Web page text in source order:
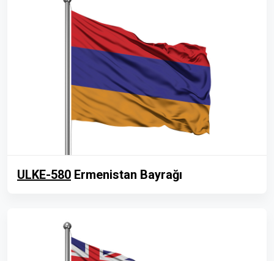
ULKE-580 Ermenistan Bayrağı